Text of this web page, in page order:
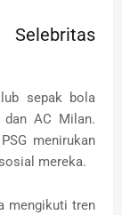
sepak bola
dan AC Milan.
menirukan
mereka.
mengikuti tren